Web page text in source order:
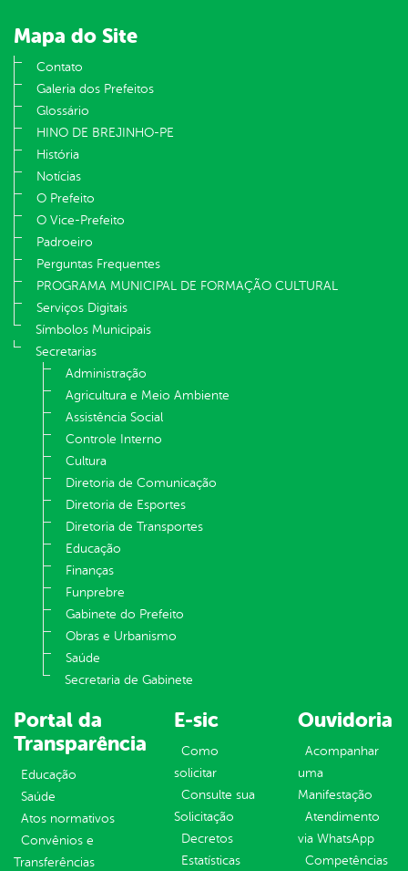
Mapa do Site
Contato
Galeria dos Prefeitos
Glossário
HINO DE BREJINHO-PE
História
Notícias
O Prefeito
O Vice-Prefeito
Padroeiro
Perguntas Frequentes
PROGRAMA MUNICIPAL DE FORMAÇÃO CULTURAL
Serviços Digitais
Símbolos Municipais
Secretarias
Administração
Agricultura e Meio Ambiente
Assistência Social
Controle Interno
Cultura
Diretoria de Comunicação
Diretoria de Esportes
Diretoria de Transportes
Educação
Finanças
Funprebre
Gabinete do Prefeito
Obras e Urbanismo
Saúde
Secretaria de Gabinete
Portal da
Transparência
Educação
Saúde
Atos normativos
Convênios e
Transferências
E-sic
Como
solicitar
Consulte sua
Solicitação
Decretos
Estatísticas
Ouvidoria
Acompanhar
uma
Manifestação
Atendimento
via WhatsApp
Competências